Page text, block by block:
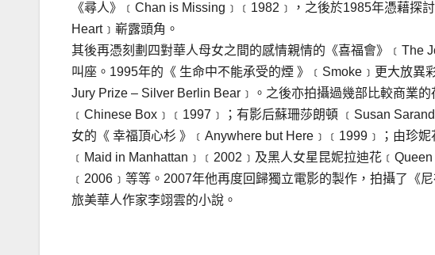
《尋人》﹝Chan is Missing﹞﹝1982﹞，之後於1985年憑藉探
Heart﹞嶄露頭角。
其後再憑刻劃四對華人母女之間的感情親情的《喜福會》﹝The
叫座。1995年的《 生命中不能承受的煙 》﹝Smoke﹞更大放異
Jury Prize – Silver Berlin Bear﹞。之後亦拍攝過幾部比較商業
﹝Chinese Box﹞﹝1997﹞；有影后蘇珊莎朗頓 ﹝Susan
女的《 幸福頂心杉 》﹝Anywhere but Here﹞﹝1999﹞；由珍
﹝Maid in Manhattan﹞﹝2002﹞及黑人女星昆妮拉迪花
﹝2006﹞等等。2007年他再度回歸獨立電影的製作，拍攝了《
旅美華人作家李翊雲的小說。